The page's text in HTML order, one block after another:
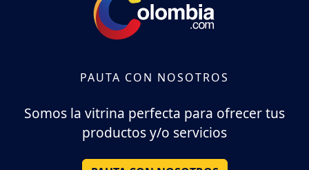
PAUTA CON NOSOTROS
Somos la vitrina perfecta para ofrecer tus
productos y/o servicios